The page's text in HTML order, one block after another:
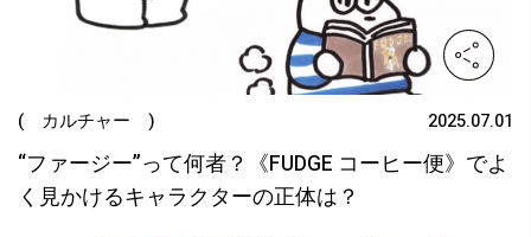
( カルチャー ) 2025.07.01
“ファージー”って何者？《FUDGE コーヒー便》でよ
く見かけるキャラクターの正体は？